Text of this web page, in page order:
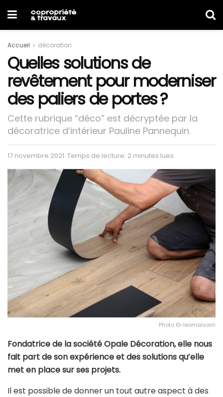
Accueil décoration
Quelles solutions de
revêtement pour moderniser
des paliers de portes ?
Cette rubrique “déco” est décryptée par la
décoratrice d’intérieur Pauline Pannequin.
17 novembre 2021 Temps de lecture: 2 minutes lues
Photo ©-leomalsam
Fondatrice de la société Opale Décoration, elle nous
fait part de son expérience et des solutions qu’elle
met en place sur ses projets.
Il est possible de donner un tout autre aspect à des